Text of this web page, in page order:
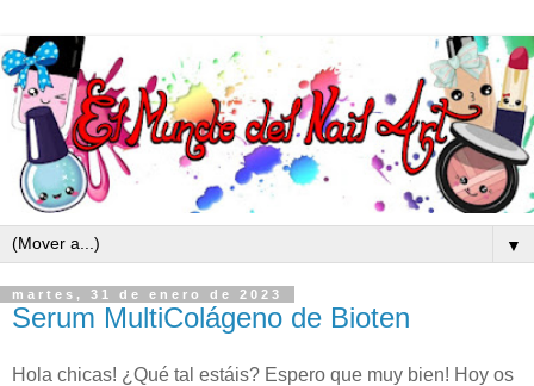
▼
martes, 31 de enero de 2023
Serum MultiColágeno de Bioten
Hola chicas! ¿Qué tal estáis? Espero que muy bien! Hoy os